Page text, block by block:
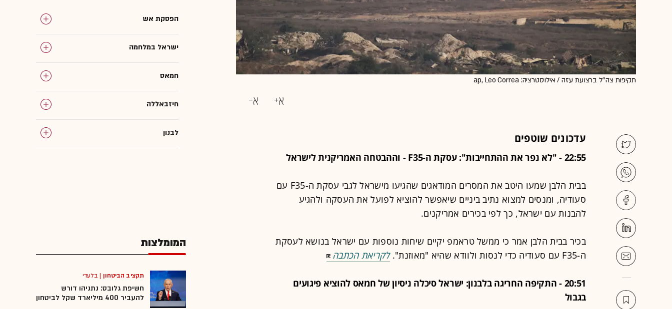
תקיפות צה''ל ברצועת עזה / אילוסטרציה: ap, Leo Correa
עדכונים שוטפים
22:55 - "לא נפר את ההתחייבות": עסקת ה-F35 - וההבטחה האמריקנית לישראל
בבית הלבן שמעו היטב את המסרים המודאגים שהגיעו מישראל לגבי עסקת ה-F35 עם
סעודיה, ומנסים למצוא נתיב ביניים שיאפשר להוציא לפועל את העסקה ולהגיע
להבנות עם ישראל, כך לפי בכירים אמריקנים.
בכיר בבית הלבן אמר כי ממשל טראמפ יקיים שיחות נוספות עם ישראל בנושא לעסקת
ה-F35 עם סעודיה כדי לנסות ולוודא שהיא "מאוזנת".
לקריאת הכתבה
20:51 - התקיפה החריגה בלבנון: ישראל סיכלה ניסיון של חמאס להוציא פיגועים
בגבול
הפסקת אש
ישראל במלחמה
חמאס
חיזבאללה
לבנון
סטיב וויטקוף
איראן
ערב הסעודית
המומלצות
תקציב הביטחון |בלעדי
חשיפת גלובס: נתניהו דורש
להעביר 400 מיליארד שקל לביטחון